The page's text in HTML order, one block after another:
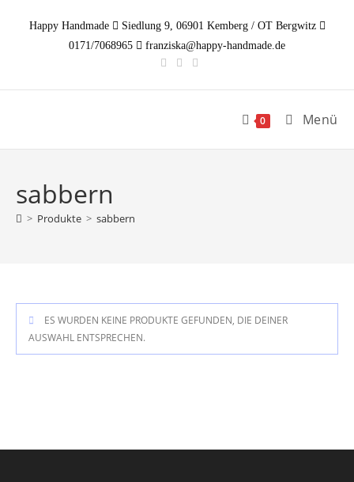
InhaltHappy Handmade
Siedlung 9, 06901 Kemberg / OT Bergwitz
0171/7068965
franziska@happy-handmade.de
0 Menü
sabbern
> Produkte > sabbern
ES WURDEN KEINE PRODUKTE GEFUNDEN, DIE DEINER
AUSWAHL ENTSPRECHEN.